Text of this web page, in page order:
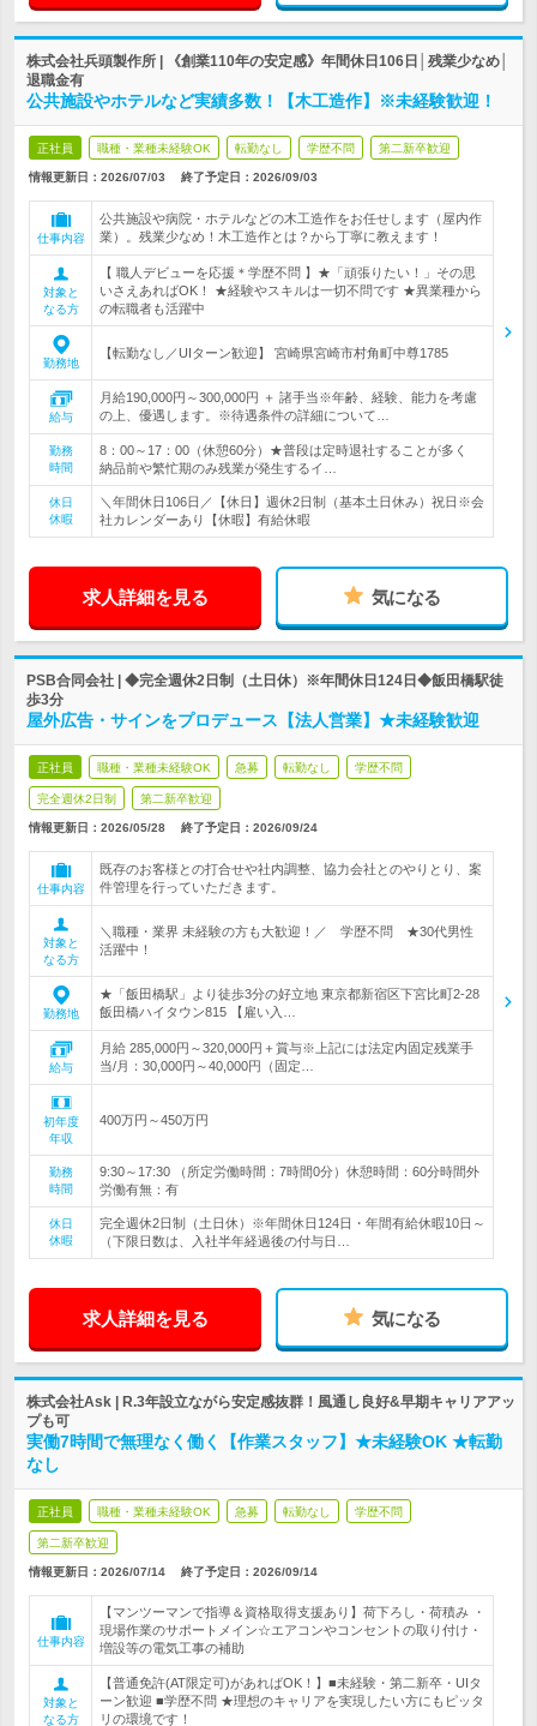
株式会社兵頭製作所 | 《創業110年の安定感》年間休日106日│残業少なめ│
退職金有
公共施設やホテルなど実績多数！【木工造作】※未経験歓迎！
正社員 職種・業種未経験OK 転勤なし 学歴不問 第二新卒歓迎
情報更新日：2026/07/03 終了予定日： 2026/09/03
仕事内容
公共施設や病院・ホテルなどの木工造作をお任せします（屋内作
業）。残業少なめ！木工造作とは？から丁寧に教えます！
対象と
なる方
【 職人デビューを応援＊学歴不問 】★「頑張りたい！」その思
いさえあればOK！ ★経験やスキルは一切不問です ★異業種から
の転職者も活躍中
勤務地
【転勤なし／UIターン歓迎】 宮崎県宮崎市村角町中尊1785
給与
月給190,000円～300,000円 ＋ 諸手当※年齢、経験、能力を考慮
の上、優遇します。※待遇条件の詳細について…
勤務
時間
8：00～17：00（休憩60分）★普段は定時退社することが多く
納品前や繁忙期のみ残業が発生するイ…
休日
休暇
＼年間休日106日／【休日】週休2日制（基本土日休み）祝日※会
社カレンダーあり【休暇】有給休暇
求人詳細を見る 気になる
PSB合同会社 | ◆完全週休2日制（土日休）※年間休日124日◆飯田橋駅徒
歩3分
屋外広告・サインをプロデュース【法人営業】★未経験歓迎
正社員 職種・業種未経験OK 急募 転勤なし 学歴不問
完全週休2日制 第二新卒歓迎
情報更新日：2026/05/28 終了予定日： 2026/09/24
仕事内容
既存のお客様との打合せや社内調整、協力会社とのやりとり、案
件管理を行っていただきます。
対象と
なる方
＼職種・業界 未経験の方も大歓迎！／ 学歴不問 ★30代男性
活躍中！
勤務地
★「飯田橋駅」より徒歩3分の好立地 東京都新宿区下宮比町2-28
飯田橋ハイタウン815 【雇い入…
給与
月給 285,000円～320,000円＋賞与※上記には法定内固定残業手
当/月：30,000円～40,000円（固定…
初年度
年収
400万円～450万円
勤務
時間
9:30～17:30 （所定労働時間：7時間0分）休憩時間：60分時間外
労働有無：有
休日
休暇
完全週休2日制（土日休）※年間休日124日・年間有給休暇10日～
（下限日数は、入社半年経過後の付与日…
求人詳細を見る 気になる
株式会社Ask | R.3年設立ながら安定感抜群！風通し良好&早期キャリアアッ
プも可
実働7時間で無理なく働く【作業スタッフ】★未経験OK ★転勤
なし
正社員 職種・業種未経験OK 急募 転勤なし 学歴不問
第二新卒歓迎
情報更新日：2026/07/14 終了予定日： 2026/09/14
仕事内容
【マンツーマンで指導＆資格取得支援あり】荷下ろし・荷積み ・
現場作業のサポートメイン☆エアコンやコンセントの取り付け・
増設等の電気工事の補助
対象と
なる方
【普通免許(AT限定可)があればOK！】■未経験・第二新卒・UIタ
ーン歓迎 ■学歴不問 ★理想のキャリアを実現したい方にもピッタ
リの環境です！